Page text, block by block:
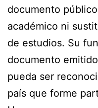
documento
académico ni
de estudios. Su
documento
pueda ser
país que forme